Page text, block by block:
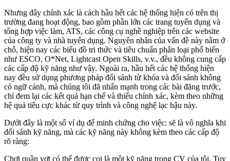
Nhưng đây chính xác là cách hầu hết các hệ thống hiện có trên thị
trường đang hoạt động, bao gồm phần lớn các trang tuyển dụng và
tổng hợp việc làm, ATS, các công cụ nghề nghiệp trên các website
của công ty và nhà tuyển dụng. Nguyên nhân của vấn đề này nằm ở
chỗ, hiện nay các biểu đồ tri thức và tiêu chuẩn phân loại phổ biến
như ESCO, O*Net, Lightcast Open Skills, v.v., đều không cung cấp
các cấp độ kỹ năng như vậy. Ngoài ra, hầu hết các hệ thống hiện
nay đều sử dụng phương pháp đối sánh từ khóa và đối sánh không
có ngữ cảnh, mà chúng tôi đã nhấn mạnh trong các bài đăng trước,
chỉ đem lại các kết quả hạn chế và thiếu chính xác, kèm theo những
hệ quả tiêu cực khác từ quy trình và công nghệ lạc hậu này.
Dưới đây là một số ví dụ để minh chứng cho việc: sẽ là vô nghĩa khi
đối sánh kỹ năng, mà các kỹ năng này không kèm theo các cấp độ
rõ ràng:
Chơi quần vợt có thể được coi là một kỹ năng trong CV của tôi. Tuy